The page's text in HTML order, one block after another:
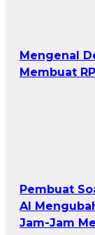
Mengenal
Membuat
Pembuat
AI
Jam-Jam